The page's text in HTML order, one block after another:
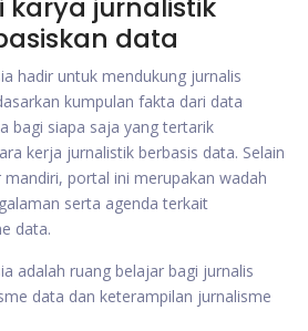
data
hadir untuk mendukung jurnalis
kumpulan fakta dari data
bagi siapa saja yang tertarik
kerja jurnalistik berbasis data. Selain
portal ini merupakan wadah
serta agenda terkait
data.
adalah ruang belajar bagi jurnalis
data dan keterampilan jurnalisme